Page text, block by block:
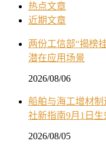
热点文章
近期文章
两份工信部“揭榜
潜在应用场景
2026/08/06
船舶与海工增材
社新指南9月1日生
2026/08/05